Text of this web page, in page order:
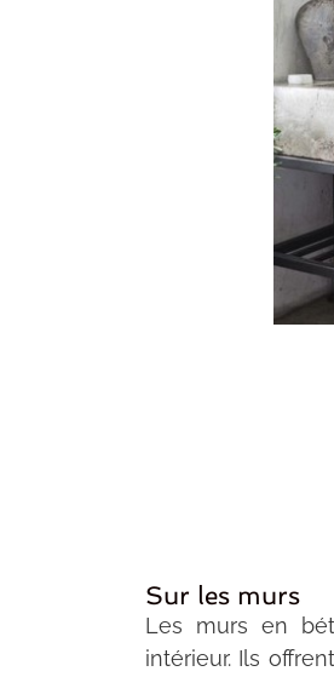
Sur les murs
Les murs en
intérieur. Ils